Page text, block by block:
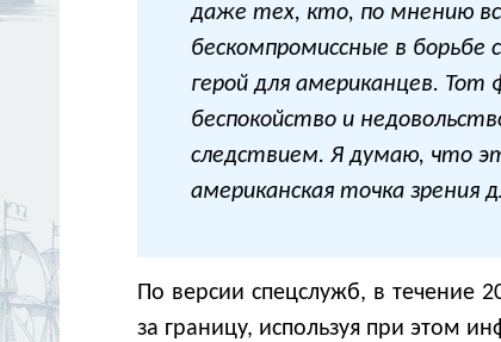
даже тех, кто, по мнению
бескомпромиссные в борьбе
герой для американцев.
беспокойство и
следствием. Я думаю, что
американская точка зрения
По версии спецслужб, в течение
за границу, используя при этом